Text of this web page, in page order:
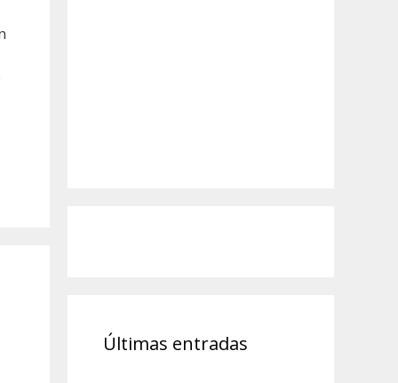
Últimas entradas